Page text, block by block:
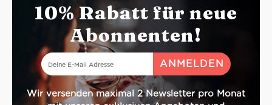
10% Rabatt für neue
Abonnenten!
Wir versenden maximal 2 Newsletter pro Monat